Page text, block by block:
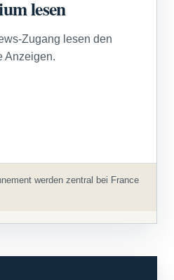
lesen
Zugang lesen den
Anzeigen.
werden zentral bei France